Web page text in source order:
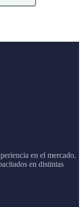
en el mercado.
en distintas